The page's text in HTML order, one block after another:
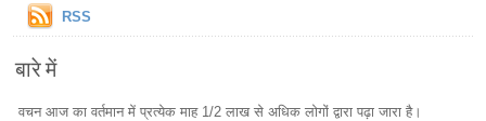
RSS
बारे में
वचन आज का वर्तमान में प्रत्येक माह 1/2 लाख से अधिक लोगों द्वारा पढ़ा जारा है।